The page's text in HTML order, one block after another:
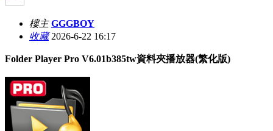
樓主 GGGBOY
收藏2026-6-22 16:17
Folder Player Pro V6.01b385tw資料夾播放器(繁化版)